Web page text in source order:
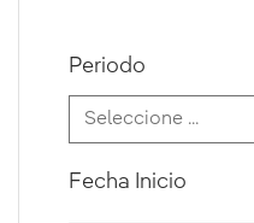
Fecha Inicio
Periodo